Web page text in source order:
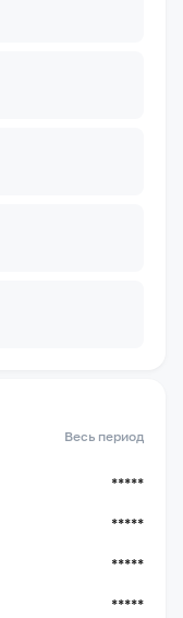
Весь период
*****
*****
*****
*****